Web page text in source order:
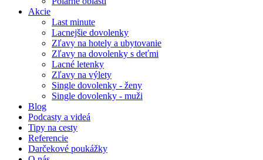
Akcie
Last minute
Lacnejšie dovolenky
Zľavy na hotely a ubytovanie
Zľavy na dovolenky s deťmi
Lacné letenky
Zľavy na výlety
Single dovolenky - ženy
Single dovolenky - muži
Blog
Podcasty a videá
Tipy na cesty
Referencie
Darčekové poukážky